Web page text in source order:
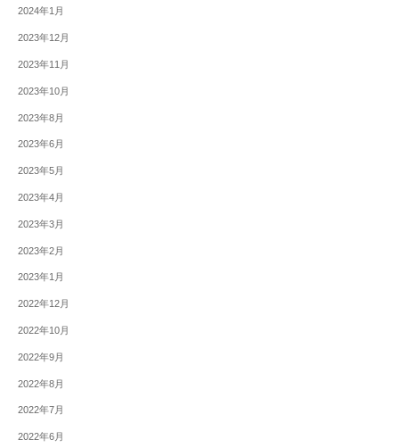
2024年1月
2023年12月
2023年11月
2023年10月
2023年8月
2023年6月
2023年5月
2023年4月
2023年3月
2023年2月
2023年1月
2022年12月
2022年10月
2022年9月
2022年8月
2022年7月
2022年6月